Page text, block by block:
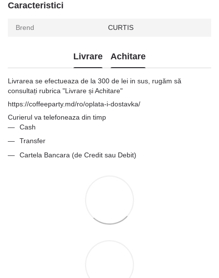
Caracteristici
Brend CURTIS
Livrare Achitare
Livrarea se efectueaza de la 300 de lei in sus, rugăm să
consultați rubrica "Livrare și Achitare"
https://coffeeparty.md/ro/oplata-i-dostavka/
Curierul va telefoneaza din timp
Cash
Transfer
Cartela Bancara (de Credit sau Debit)